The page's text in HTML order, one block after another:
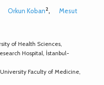
Orkun Koban2,
Mesut
of Health Sciences,
Hospital, İstanbul-
Faculty of Medicine,